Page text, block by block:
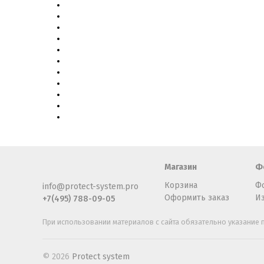
info@protect-system.pro
+7(495) 788-09-05
Магазин
Корзина
Оформить заказ
При использовании материалов с сайта обязательно указание
© 2026 Protect system